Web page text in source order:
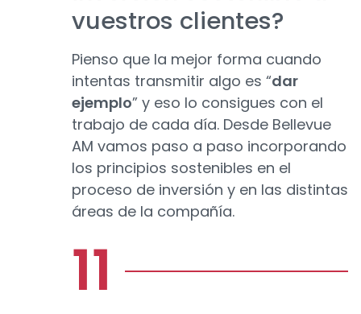
vuestros clientes?
Pienso que la mejor forma cuando
intentas transmitir algo es “dar
ejemplo” y eso lo consigues con el
trabajo de cada día. Desde Bellevue
AM vamos paso a paso incorporando
los principios sostenibles en el
proceso de inversión y en las distintas
áreas de la compañía.